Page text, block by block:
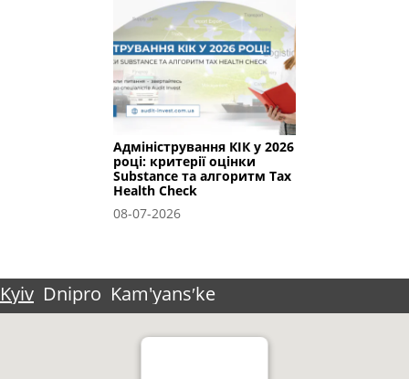
Адміністрування КІК у 2026
році: критерії оцінки
Substance та алгоритм Tax
Health Check
08-07-2026
Kyiv Dnipro Kam'yansʹke